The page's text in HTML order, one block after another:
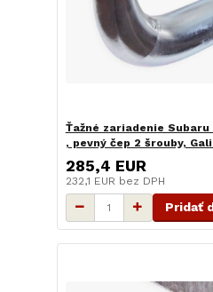
Ťažné zariadenie
, pevný čep 2 šrouby,
285,4 EUR
232,1 EUR bez DPH
Pridať